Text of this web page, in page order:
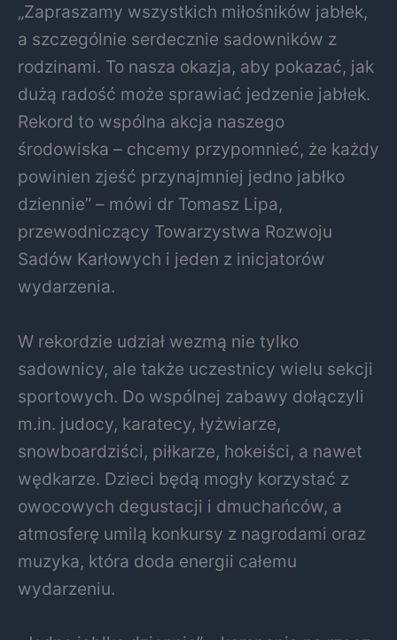
„Zapraszamy wszystkich miłośników jabłek,
a szczególnie serdecznie sadowników z
rodzinami. To nasza okazja, aby pokazać, jak
dużą radość może sprawiać jedzenie jabłek.
Rekord to wspólna akcja naszego
środowiska – chcemy przypomnieć, że każdy
powinien zjeść przynajmniej jedno jabłko
dziennie” – mówi dr Tomasz Lipa,
przewodniczący Towarzystwa Rozwoju
Sadów Karłowych i jeden z inicjatorów
wydarzenia.
W rekordzie udział wezmą nie tylko
sadownicy, ale także uczestnicy wielu sekcji
sportowych. Do wspólnej zabawy dołączyli
m.in. judocy, karatecy, łyżwiarze,
snowboardziści, piłkarze, hokeiści, a nawet
wędkarze. Dzieci będą mogły korzystać z
owocowych degustacji i dmuchańców, a
atmosferę umilą konkursy z nagrodami oraz
muzyka, która doda energii całemu
wydarzeniu.